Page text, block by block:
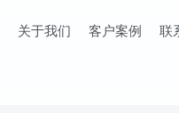
关于我们 客户案例 联